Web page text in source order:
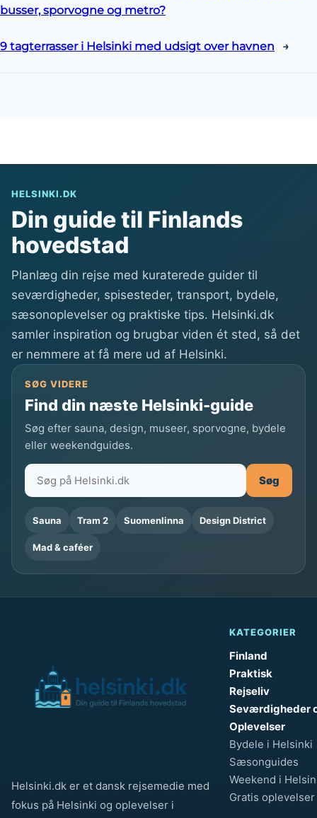
busser, sporvogne og metro?
9 tagterrasser i Helsinki med udsigt over havnen →
HELSINKI.DK
Din guide til Finlands
hovedstad
Planlæg din rejse med kuraterede guider til
seværdigheder, spisesteder, transport, bydele,
sæsonoplevelser og praktiske tips. Helsinki.dk
samler inspiration og brugbar viden ét sted, så det
er nemmere at få mere ud af Helsinki.
SØG VIDERE
Find din næste Helsinki-guide
Søg efter sauna, design, museer, sporvogne, bydele
eller weekendguides.
Søg
Sauna Tram 2 Suomenlinna Design District
Mad & caféer
Helsinki.dk er et dansk rejsemedie med
fokus på Helsinki og oplevelser i
KATEGORIER
Finland
Praktisk
Rejseliv
Seværdigheder
Oplevelser
Bydele i Helsinki
Sæsonguides
Weekend i
Gratis oplevelser